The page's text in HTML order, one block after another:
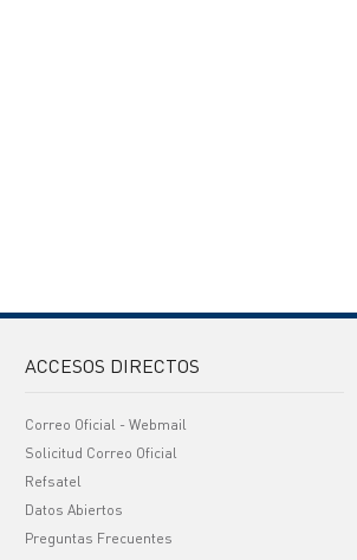
ACCESOS DIRECTOS
Correo Oficial - Webmail
Solicitud Correo Oficial
Refsatel
Datos Abiertos
Preguntas Frecuentes